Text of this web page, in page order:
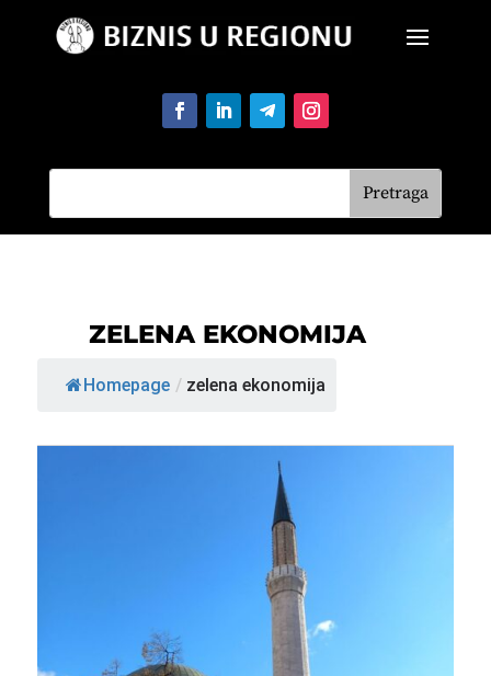
ZELENA EKONOMIJA
Homepage / zelena ekonomija